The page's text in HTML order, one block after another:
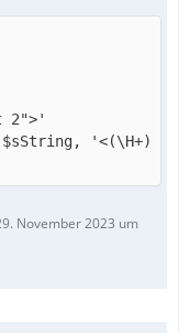
November 2023 um